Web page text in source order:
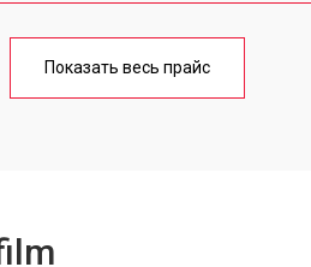
от 50 мин
Показать весь прайс